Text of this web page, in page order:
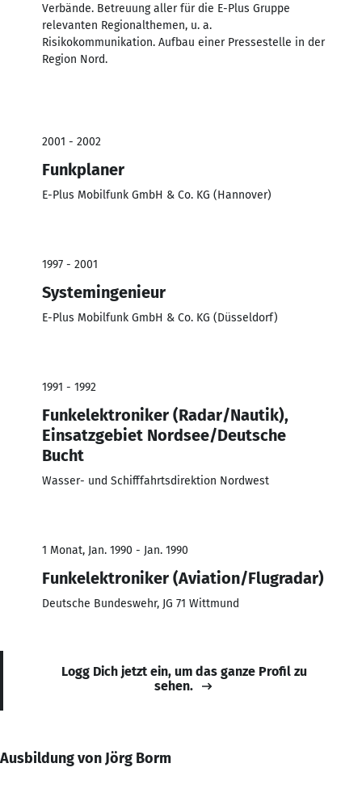
Verbände. Betreuung aller für die E-Plus Gruppe
relevanten Regionalthemen, u. a.
Risikokommunikation. Aufbau einer Pressestelle in der
Region Nord.
2001 - 2002
Funkplaner
E-Plus Mobilfunk GmbH & Co. KG (Hannover)
1997 - 2001
Systemingenieur
E-Plus Mobilfunk GmbH & Co. KG (Düsseldorf)
1991 - 1992
Funkelektroniker (Radar/Nautik),
Einsatzgebiet Nordsee/Deutsche
Bucht
Wasser- und Schifffahrtsdirektion Nordwest
1 Monat, Jan. 1990 - Jan. 1990
Funkelektroniker (Aviation/Flugradar)
Deutsche Bundeswehr, JG 71 Wittmund
Logg Dich jetzt ein, um das ganze Profil zu
sehen.
Ausbildung von Jörg Borm